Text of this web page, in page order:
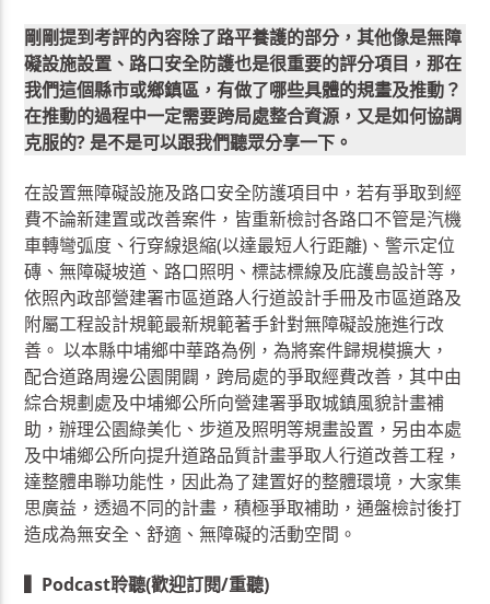
剛剛提到考評的內容除了路平養護的部分，其他像是無障
礙設施設置、路口安全防護也是很重要的評分項目，那在
我們這個縣市或鄉鎮區，有做了哪些具體的規畫及推動？
在推動的過程中一定需要跨局處整合資源，又是如何協調
克服的? 是不是可以跟我們聽眾分享一下。
在設置無障礙設施及路口安全防護項目中，若有爭取到經
費不論新建置或改善案件，皆重新檢討各路口不管是汽機
車轉彎弧度、行穿線退縮(以達最短人行距離)、警示定位
磚、無障礙坡道、路口照明、標誌標線及庇護島設計等，
依照內政部營建署市區道路人行道設計手冊及市區道路及
附屬工程設計規範最新規範著手針對無障礙設施進行改
善。 以本縣中埔鄉中華路為例，為將案件歸規模擴大，
配合道路周邊公園開闢，跨局處的爭取經費改善，其中由
綜合規劃處及中埔鄉公所向營建署爭取城鎮風貌計畫補
助，辦理公園綠美化、步道及照明等規畫設置，另由本處
及中埔鄉公所向提升道路品質計畫爭取人行道改善工程，
達整體串聯功能性，因此為了建置好的整體環境，大家集
思廣益，透過不同的計畫，積極爭取補助，通盤檢討後打
造成為無安全、舒適、無障礙的活動空間。
▍Podcast聆聽(歡迎訂閱/重聽)